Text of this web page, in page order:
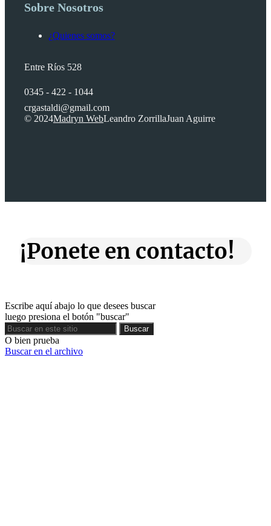
Sobre Nosotros
¿Quienes somos?
Entre Ríos 528
0345 - 422 - 1044
crgastaldi@gmail.com
© 2024Madryn WebLeandro ZorrillaJuan Aguirre
¡Ponete en contacto!
Escribe aquí abajo lo que desees buscar
luego presiona el botón "buscar"
Buscar
Buscar
O bien prueba
Buscar en el archivo